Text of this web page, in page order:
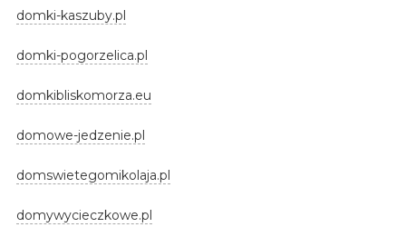
domki-kaszuby.pl
domki-pogorzelica.pl
domkibliskomorza.eu
domowe-jedzenie.pl
domswietegomikolaja.pl
domywycieczkowe.pl